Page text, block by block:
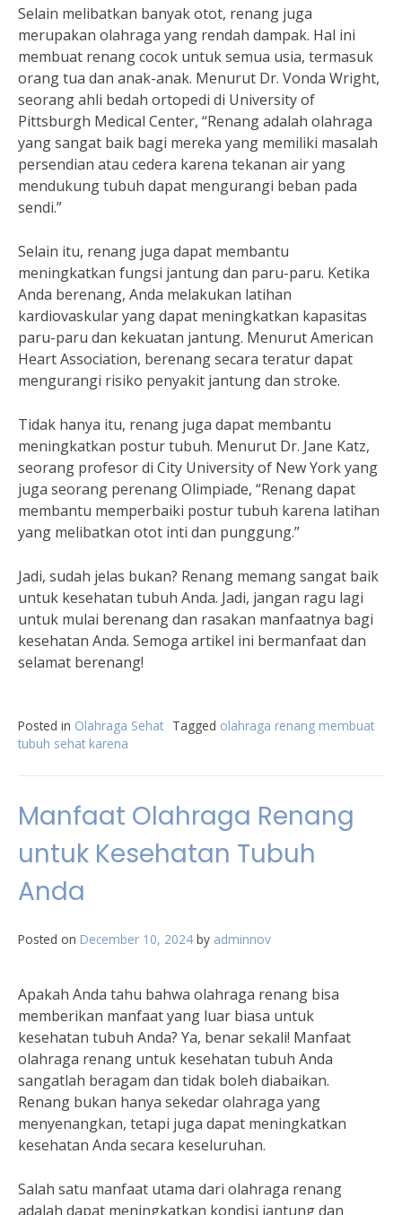
Selain melibatkan banyak otot, renang juga
merupakan olahraga yang rendah dampak. Hal ini
membuat renang cocok untuk semua usia, termasuk
orang tua dan anak-anak. Menurut Dr. Vonda Wright,
seorang ahli bedah ortopedi di University of
Pittsburgh Medical Center, “Renang adalah olahraga
yang sangat baik bagi mereka yang memiliki masalah
persendian atau cedera karena tekanan air yang
mendukung tubuh dapat mengurangi beban pada
sendi.”
Selain itu, renang juga dapat membantu
meningkatkan fungsi jantung dan paru-paru. Ketika
Anda berenang, Anda melakukan latihan
kardiovaskular yang dapat meningkatkan kapasitas
paru-paru dan kekuatan jantung. Menurut American
Heart Association, berenang secara teratur dapat
mengurangi risiko penyakit jantung dan stroke.
Tidak hanya itu, renang juga dapat membantu
meningkatkan postur tubuh. Menurut Dr. Jane Katz,
seorang profesor di City University of New York yang
juga seorang perenang Olimpiade, “Renang dapat
membantu memperbaiki postur tubuh karena latihan
yang melibatkan otot inti dan punggung.”
Jadi, sudah jelas bukan? Renang memang sangat baik
untuk kesehatan tubuh Anda. Jadi, jangan ragu lagi
untuk mulai berenang dan rasakan manfaatnya bagi
kesehatan Anda. Semoga artikel ini bermanfaat dan
selamat berenang!
Posted in Olahraga Sehat Tagged olahraga renang membuat
tubuh sehat karena
Manfaat Olahraga Renang
untuk Kesehatan Tubuh
Anda
Posted on December 10, 2024 by adminnov
Apakah Anda tahu bahwa olahraga renang bisa
memberikan manfaat yang luar biasa untuk
kesehatan tubuh Anda? Ya, benar sekali! Manfaat
olahraga renang untuk kesehatan tubuh Anda
sangatlah beragam dan tidak boleh diabaikan.
Renang bukan hanya sekedar olahraga yang
menyenangkan, tetapi juga dapat meningkatkan
kesehatan Anda secara keseluruhan.
Salah satu manfaat utama dari olahraga renang
adalah dapat meningkatkan kondisi jantung dan